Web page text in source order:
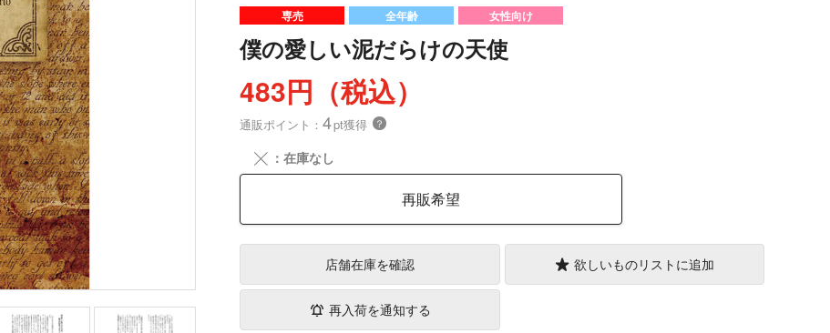
専売 全年齢 女性向け
僕の愛しい泥だらけの天使
483円（税込）
通販ポイント： 4pt獲得 ？
╳ ：在庫なし
再販希望
店舗在庫を確認 欲しいものリストに追加
再入荷を通知する